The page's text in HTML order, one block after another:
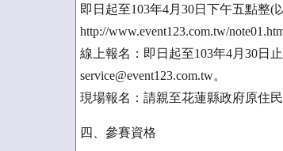
即日起至103年4月30日下午五點整
http://www.event123.com.tw/
線上報名：即日起至103年4月30日
service@event123.com.tw。
現場報名：請親至花蓮縣政府原住
四、參賽資格